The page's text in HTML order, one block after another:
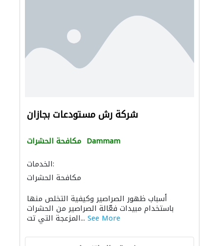
شركة رش مستودعات بجازان
مكافحة الحشرات Dammam
الخدمات:
مكافحة الحشرات
أسباب ظهور الصراصير وكيفية التخلص منها
باستخدام مبيدات فعّالة الصراصير من الحشرات
المزعجة التي تت... See More